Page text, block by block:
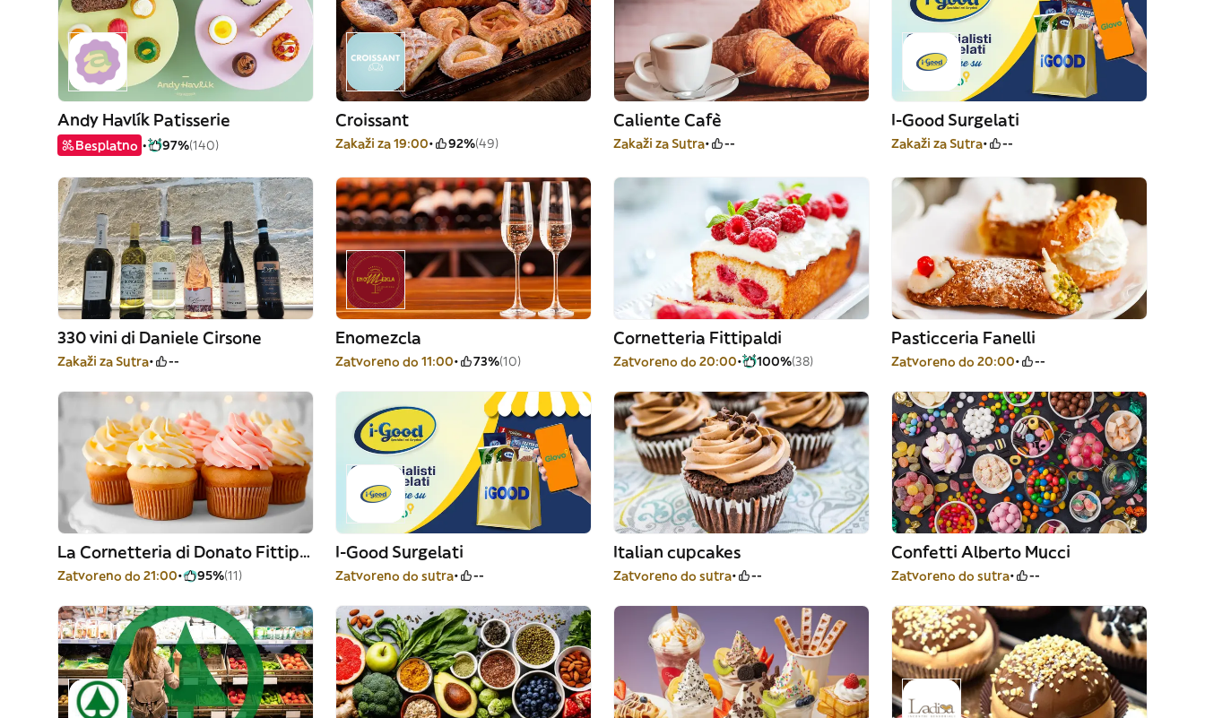
Andy Havlík Patisserie
Besplatno 97%(140)
Croissant
Zakaži za 19:00 92%(49)
Caliente Cafè
Zakaži za Sutra --
I-Good Surgelati
Zakaži za Sutra --
330 vini di Daniele Cirsone
Zakaži za Sutra --
Enomezcla
Zatvoreno do 11:00 73%(10)
Cornetteria Fittipaldi
Zatvoreno do 20:00 100%(38)
Pasticceria Fanelli
Zatvoreno do 20:00 --
La Cornetteria di Donato Fittipaldi
Zatvoreno do 21:00 95%(11)
I-Good Surgelati
Zatvoreno do sutra --
Italian cupcakes
Zatvoreno do sutra --
Confetti Alberto Mucci
Zatvoreno do sutra --